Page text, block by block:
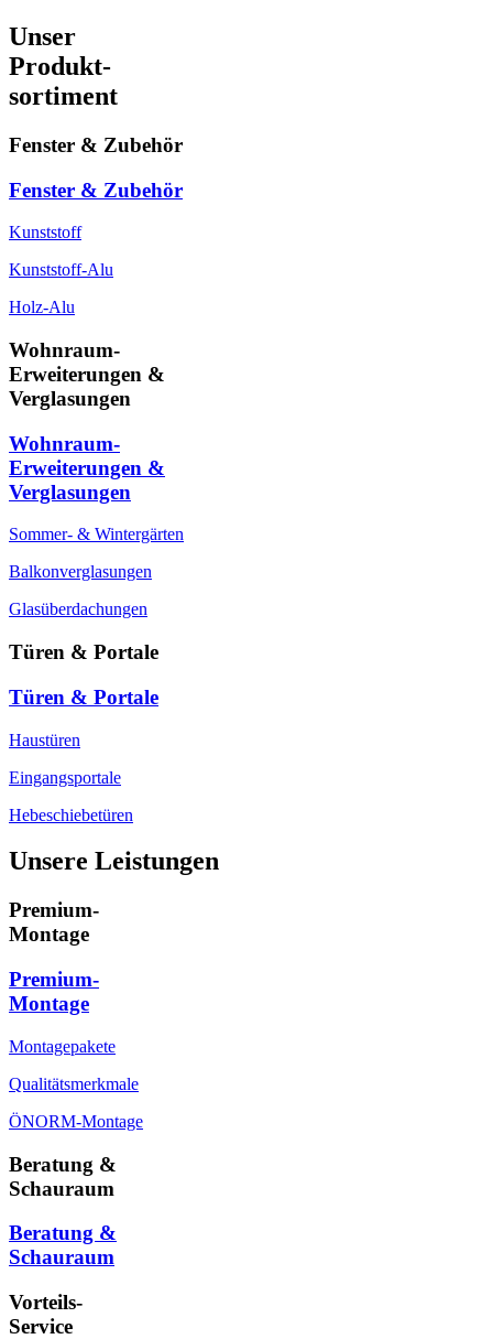
Unser
Produkt-
sortiment
Fenster & Zubehör
Fenster & Zubehör
Kunststoff
Kunststoff-Alu
Holz-Alu
Wohnraum-
Erweiterungen &
Verglasungen
Wohnraum-
Erweiterungen &
Verglasungen
Sommer- & Wintergärten
Balkonverglasungen
Glasüberdachungen
Türen & Portale
Türen & Portale
Haustüren
Eingangsportale
Hebeschiebetüren
Unsere Leistungen
Premium-
Montage
Premium-
Montage
Montagepakete
Qualitätsmerkmale
ÖNORM-Montage
Beratung &
Schauraum
Beratung &
Schauraum
Vorteils-
Service